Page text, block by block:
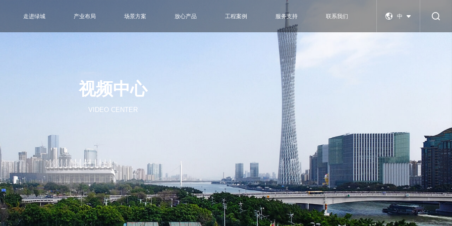
走进绿城 产业布局 场景方案 放心产品 工程案例 服务支持 联系我们 中
视频中心
VIDEO CENTER